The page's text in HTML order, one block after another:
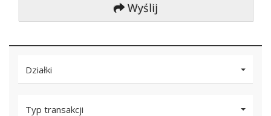
Działki
Typ transakcji
Wyślij